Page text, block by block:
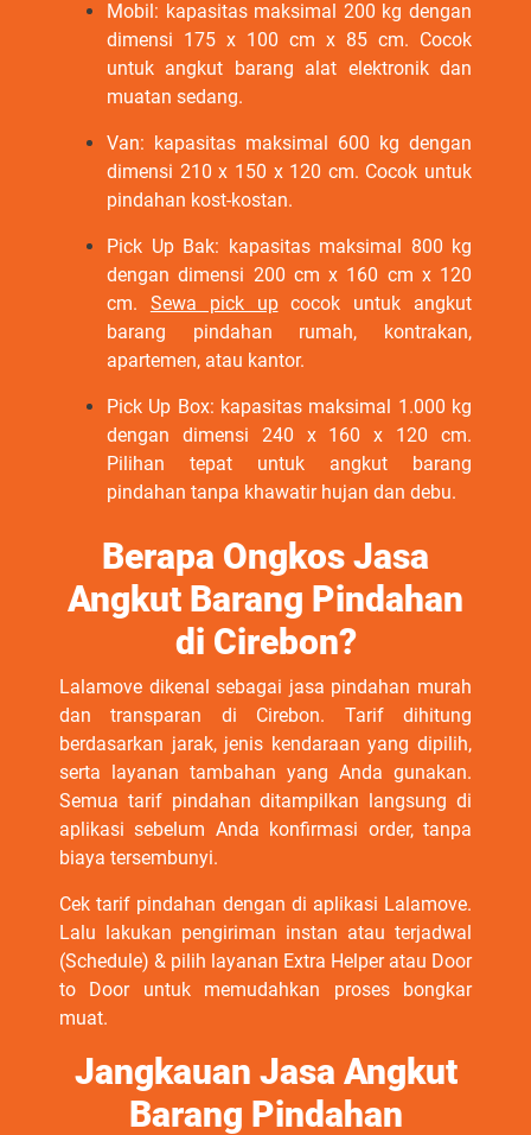
Mobil: kapasitas maksimal 200 kg dengan
dimensi 175 x 100 cm x 85 cm. Cocok
untuk angkut barang alat elektronik dan
muatan sedang.
Van: kapasitas maksimal 600 kg dengan
dimensi 210 x 150 x 120 cm. Cocok untuk
pindahan kost-kostan.
Pick Up Bak: kapasitas maksimal 800 kg
dengan dimensi 200 cm x 160 cm x 120
cm. Sewa pick upcocok untuk angkut
barang pindahan rumah, kontrakan,
apartemen, atau kantor.
Pick Up Box: kapasitas maksimal 1.000 kg
dengan dimensi 240 x 160 x 120 cm.
Pilihan tepat untuk angkut barang
pindahan tanpa khawatir hujan dan debu.
Berapa Ongkos Jasa
Angkut Barang Pindahan
di Cirebon?
Lalamove dikenal sebagai jasa pindahan murah
dan transparan di Cirebon. Tarif dihitung
berdasarkan jarak, jenis kendaraan yang dipilih,
serta layanan tambahan yang Anda gunakan.
Semua tarif pindahan ditampilkan langsung di
aplikasi sebelum Anda konfirmasi order, tanpa
biaya tersembunyi.
Cek tarif pindahan dengan di aplikasi Lalamove.
Lalu lakukan pengiriman instan atau terjadwal
(Schedule) & pilih layanan Extra Helper atau Door
to Door untuk memudahkan proses bongkar
muat.
Jangkauan Jasa Angkut
Barang Pindahan